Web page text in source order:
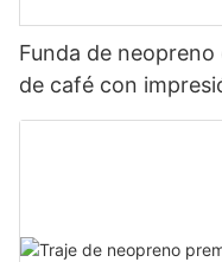
Funda de
de café con
completa.